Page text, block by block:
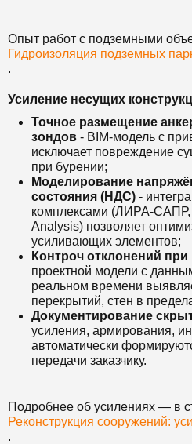
Опыт работ с подземными
Гидроизоляция подземных
.
Усиление несущих
Точное размещение
зондов - BIM-модель с
исключает повреждение
при бурении;
Моделирование
состояния (НДС) -
комплексами (ЛИРА-САПР,
Analysis) позволяет
усиливающих элементов;
Контроч отклонений
проектной модели с
реальном времени
перекрытий, стен в
Документирование
усиления, армирования,
автоматически
передачи заказчику.
Подробнее об усилениях — в
Реконструкция сооружений:
.